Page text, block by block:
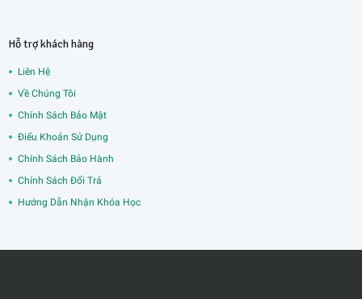
Hỗ trợ khách hàng
Liên Hệ
Về Chúng Tôi
Chính Sách Bảo Mật
Điểu Khoản Sử Dụng
Chính Sách Bảo Hành
Chính Sách Đổi Trả
Hướng Dẫn Nhận Khóa Học